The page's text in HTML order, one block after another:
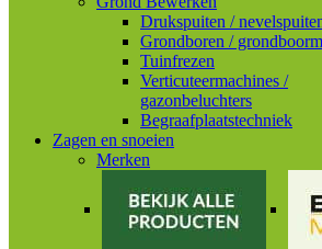
Drukspuiten /
Grondboren /
Tuinfrezen
Verticuteermachines /
gazonbeluchters
Begraafplaatstechniek
Zagen en snoeien
Merken